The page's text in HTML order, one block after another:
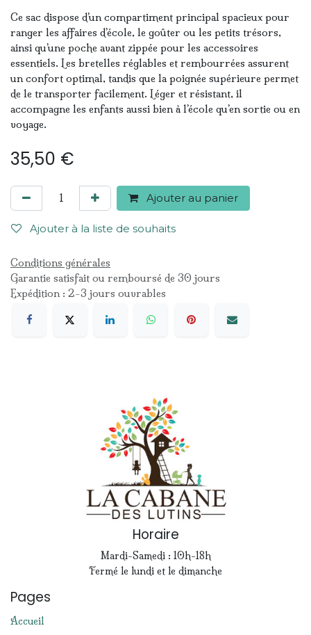
Ce sac dispose d’un compartiment principal spacieux pour
ranger les affaires d’école, le goûter ou les petits trésors,
ainsi qu’une poche avant zippée pour les accessoires
essentiels. Les bretelles réglables et rembourrées assurent
un confort optimal, tandis que la poignée supérieure permet
de le transporter facilement. Léger et résistant, il
accompagne les enfants aussi bien à l’école qu’en sortie ou en
voyage.
35,50 €
Ajouter au panier
Ajouter à la liste de souhaits
Conditions générales
Garantie satisfait ou remboursé de 30 jours
Expédition : 2-3 jours ouvrables
Horaire
Mardi-Samedi : 10h-18h
Fermé le lundi et le dimanche
Pages
Accueil